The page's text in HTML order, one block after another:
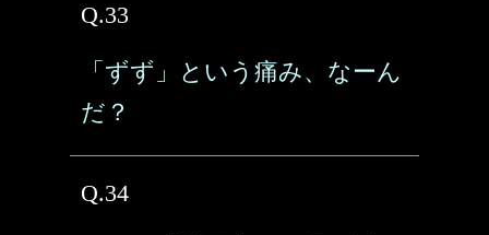
Q.33
「ずず」という痛み、なーん
だ？
Q.34